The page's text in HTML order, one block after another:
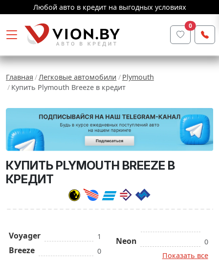
Любой авто в кредит на выгодных условиях
0
Главная Легковые автомобили
Plymouth
Купить Plymouth Breeze в кредит
КУПИТЬ PLYMOUTH BREEZE В
КРЕДИТ
Voyager 1
Breeze 0
Neon
0
Показать все